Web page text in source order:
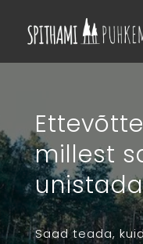
millest
Saad teada,